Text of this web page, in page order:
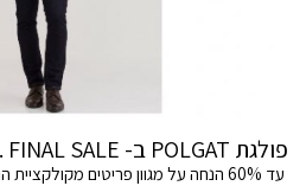
פולגת POLGAT ב- FINAL SALE .
עד 60% הנחה על מגוון פריטים מקולקציית החורף.